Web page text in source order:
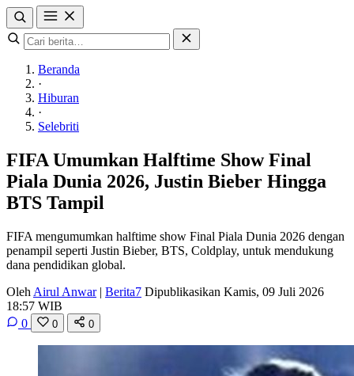
Beranda
·
Hiburan
·
Selebriti
FIFA Umumkan Halftime Show Final
Piala Dunia 2026, Justin Bieber Hingga
BTS Tampil
FIFA mengumumkan halftime show Final Piala Dunia 2026 dengan
penampil seperti Justin Bieber, BTS, Coldplay, untuk mendukung
dana pendidikan global.
Oleh Airul Anwar | Berita7 Dipublikasikan Kamis, 09 Juli 2026
18:57 WIB
0
0 0